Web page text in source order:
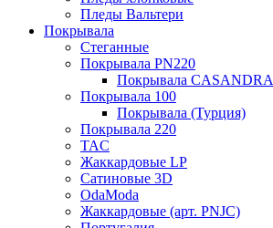
Пледы Вальтери
Покрывала
Стеганные
Покрывала PN220
Покрывала CASANDRA
Покрывала 100
Покрывала (Турция)
Покрывала 220
TAC
Жаккардовые LP
Сатиновые 3D
OdaModa
Жаккардовые (арт. PNJC)